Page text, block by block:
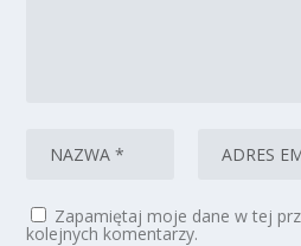
Zapamiętaj moje dane w tej
kolejnych komentarzy.